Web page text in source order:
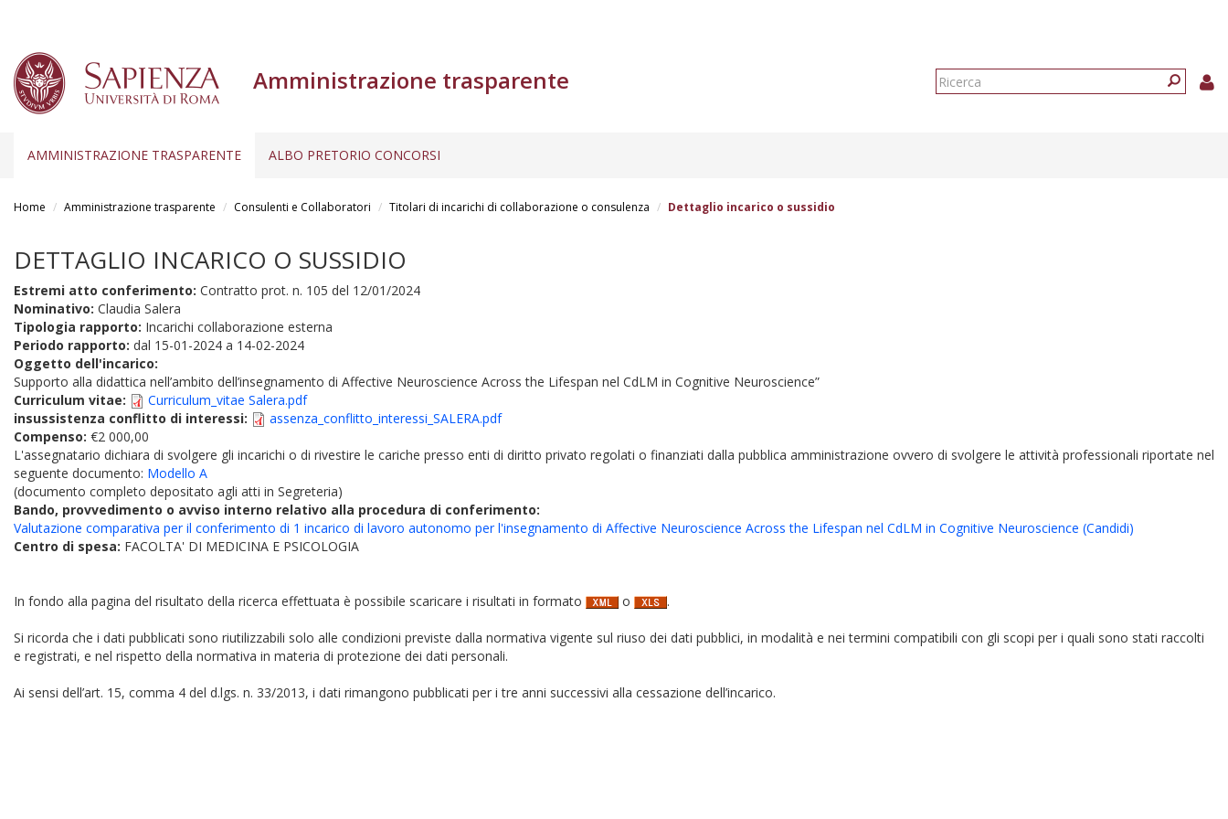
Amministrazione trasparente
Form
AMMINISTRAZIONE TRASPARENTE ALBO PRETORIO CONCORSI
Home Amministrazione trasparente Consulenti e Collaboratori Titolari di incarichi di collaborazione o consulenza Dettaglio incarico o sussidio
DETTAGLIO INCARICO O SUSSIDIO
Estremi atto conferimento: Contratto prot. n. 105 del 12/01/2024
Nominativo: Claudia Salera
Tipologia rapporto: Incarichi collaborazione esterna
Periodo rapporto: dal 15-01-2024 a 14-02-2024
Oggetto dell'incarico:
Supporto alla didattica nell’ambito dell’insegnamento di Affective Neuroscience Across the Lifespan nel CdLM in Cognitive Neuroscience”
Curriculum vitae:
Curriculum_vitae Salera.pdf
insussistenza conflitto di interessi:
assenza_conflitto_interessi_SALERA.pdf
Compenso: €2 000,00
L'assegnatario dichiara di svolgere gli incarichi o di rivestire le cariche presso enti di diritto privato regolati o finanziati dalla pubblica amministrazione ovvero di svolgere le attività professionali riportate nel
seguente documento: Modello A
(documento completo depositato agli atti in Segreteria)
Bando, provvedimento o avviso interno relativo alla procedura di conferimento:
Valutazione comparativa per il conferimento di 1 incarico di lavoro autonomo per l'insegnamento di Affective Neuroscience Across the Lifespan nel CdLM in Cognitive Neuroscience (Candidi)
Centro di spesa: FACOLTA' DI MEDICINA E PSICOLOGIA
In fondo alla pagina del risultato della ricerca effettuata è possibile scaricare i risultati in formato o .
Si ricorda che i dati pubblicati sono riutilizzabili solo alle condizioni previste dalla normativa vigente sul riuso dei dati pubblici, in modalità e nei termini compatibili con gli scopi per i quali sono stati raccolti
e registrati, e nel rispetto della normativa in materia di protezione dei dati personali.
Ai sensi dell’art. 15, comma 4 del d.lgs. n. 33/2013, i dati rimangono pubblicati per i tre anni successivi alla cessazione dell’incarico.